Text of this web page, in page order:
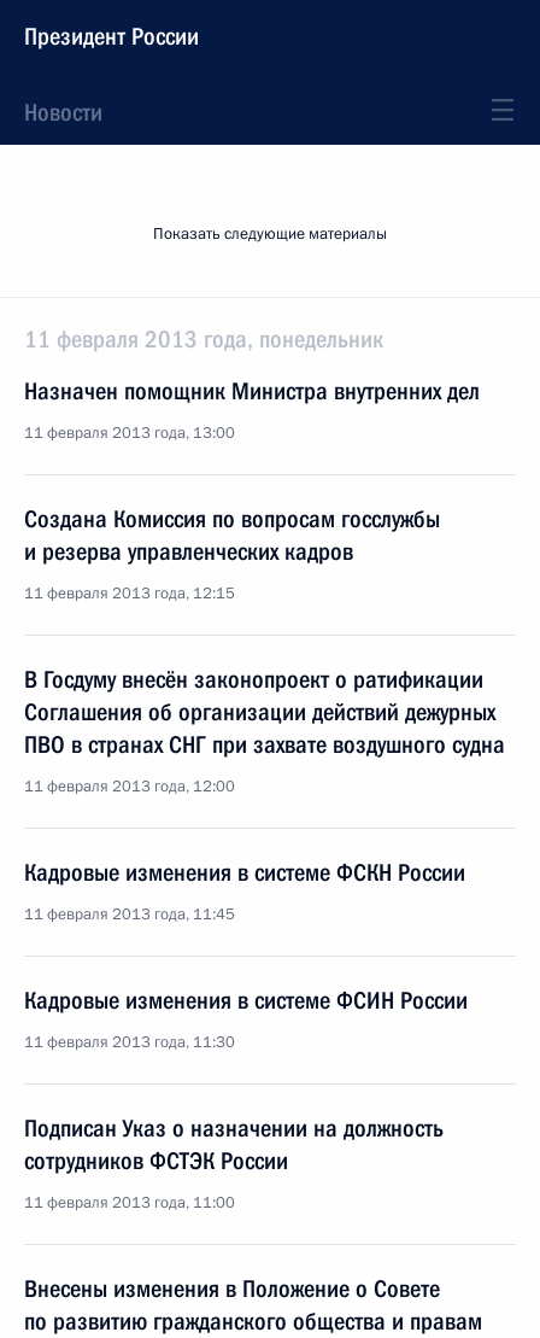
Президент России
Новости
Показать следующие материалы
11 февраля 2013 года, понедельник
Назначен помощник Министра внутренних дел
11 февраля 2013 года, 13:00
Создана Комиссия по вопросам госслужбы
и резерва управленческих кадров
11 февраля 2013 года, 12:15
В Госдуму внесён законопроект о ратификации
Соглашения об организации действий дежурных
ПВО в странах СНГ при захвате воздушного судна
11 февраля 2013 года, 12:00
Кадровые изменения в системе ФСКН России
11 февраля 2013 года, 11:45
Кадровые изменения в системе ФСИН России
11 февраля 2013 года, 11:30
Подписан Указ о назначении на должность
сотрудников ФСТЭК России
11 февраля 2013 года, 11:00
Внесены изменения в Положение о Совете
по развитию гражданского общества и правам